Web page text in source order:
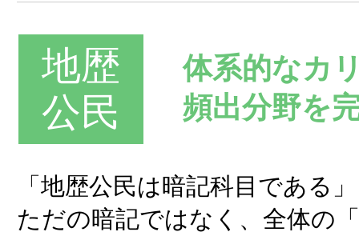
地歴
公民
体系的なカ
頻出分野を
「地歴公民は暗記科目である
ただの暗記ではなく、全体の